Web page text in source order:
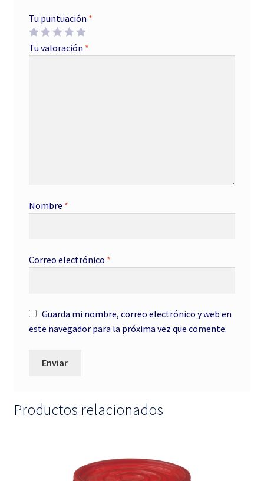
Tu puntuación *
Tu valoración *
Nombre *
Correo electrónico *
Guarda mi nombre, correo electrónico y web en
este navegador para la próxima vez que comente.
Productos relacionados